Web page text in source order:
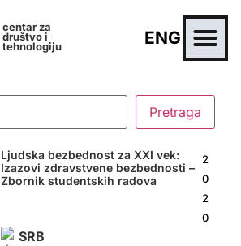
centar za
društvo i
tehnologiju ENG
Ljudska bezbednost za XXI vek:
Izazovi zdravstvene bezbednosti –
Zbornik studentskih radova
2
0
2
0
SRB